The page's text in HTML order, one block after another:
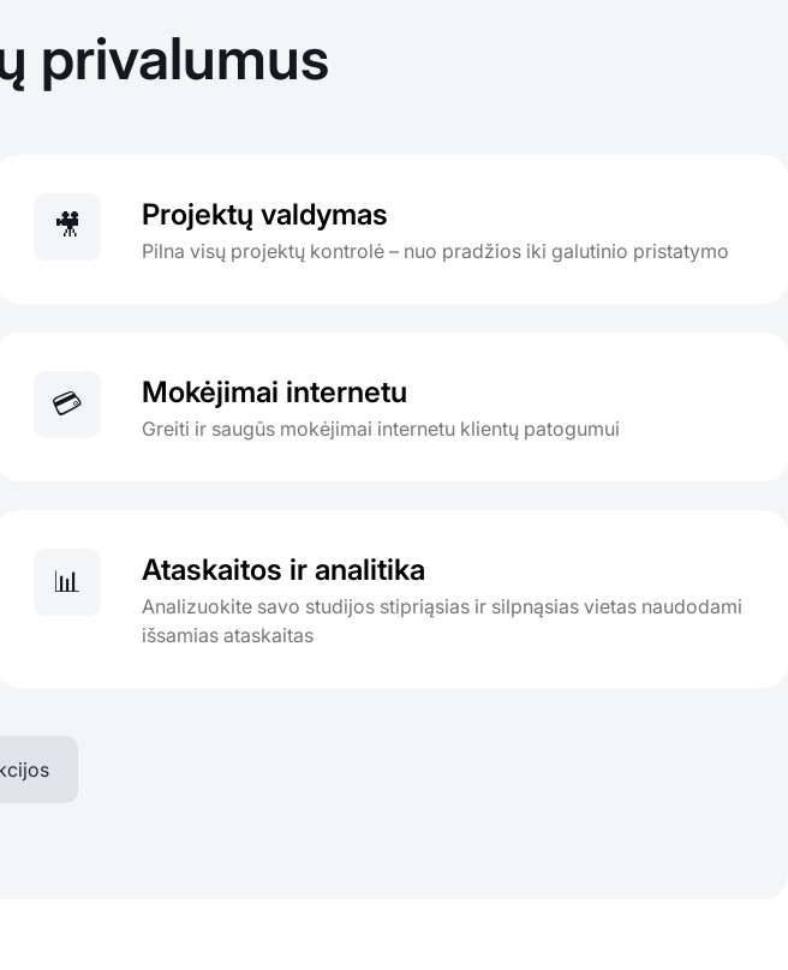
privalumus
🎥 Projektų valdymas
Pilna visų projektų kontrolė – nuo pradžios iki galutinio pristatymo
💳 Mokėjimai internetu
Greiti ir saugūs mokėjimai internetu klientų patogumui
📊 Ataskaitos ir analitika
Analizuokite savo studijos stipriąsias ir silpnąsias vietas naudodami
išsamias ataskaitas